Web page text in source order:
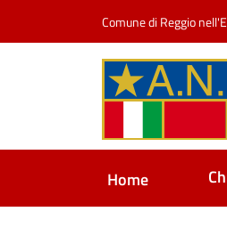
Comune di Reggio
Home